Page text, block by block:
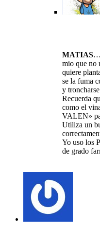
MATIAS
mio que no
quiere
se la fuma
y
Recuerda
como el
VALEN»
Utiliza un
Yo uso los
de grado